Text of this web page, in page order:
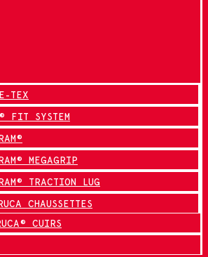
TEX
FIT SYSTEM
MEGAGRIP
TRACTION LUG
CHAUSSETTES
CUIRS